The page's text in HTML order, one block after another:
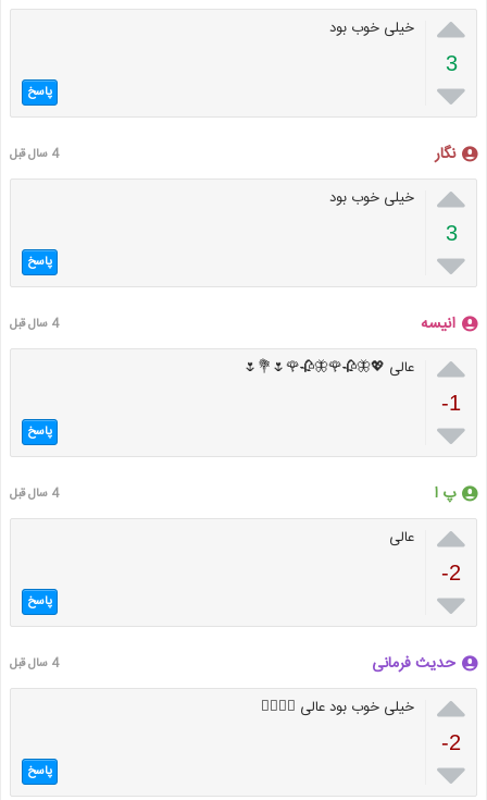

3

خیلی خوب بود
پاسخ
نگار 4 سال قبل

3

خیلی خوب بود
پاسخ
انیسه 4 سال قبل

-1

عالی 💖🦋🥀🌹🦋🥀🌹🌷💐🌷
پاسخ
پ ا 4 سال قبل

-2

عالی
پاسخ
حدیث فرمانی 4 سال قبل

-2

خیلی خوب بود عالی 👍🏻👏🏻
پاسخ